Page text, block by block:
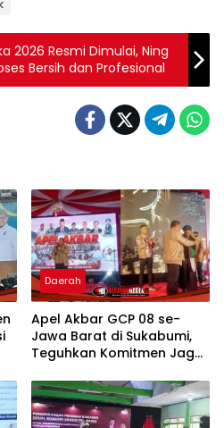
2026 Resmi Dimulai, Ning
Bersih dan Profesional
Daerah
Apel Akbar GCP 08 se-
Jawa Barat di Sukabumi,
Teguhkan Komitmen Jaga